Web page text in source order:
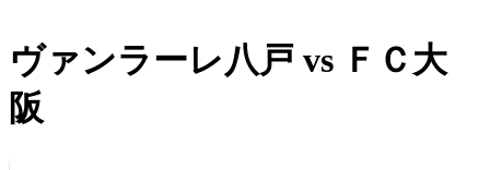
ヴァンラーレ八戸 vs ＦＣ大
阪